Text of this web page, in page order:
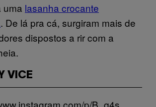
uma lasanha crocante
. De lá pra cá, surgiram mais de
dispostos a rir com a
VICE
p/B_q4s